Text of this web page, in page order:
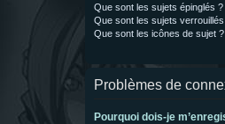
Que sont les sujets épinglés ?
Que sont les sujets
Que sont les icônes de sujet ?
Problèmes de
Pourquoi dois-je